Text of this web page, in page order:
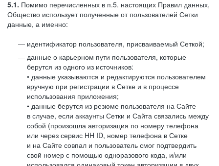
5.1. Помимо перечисленных в п.5. настоящих Правил данных,
Общество использует полученные от пользователей Сетки
данные, а именно:
идентификатор пользователя, присваиваемый Сеткой;
данные о карьерном пути пользователя, которые
берутся из одного из источников:
• данные указываются и редактируются пользователем
вручную при регистрации в Сетке и в процессе
использования приложения;
• данные берутся из резюме пользователя на Сайте
в случае, если аккаунты Сетки и Сайта связались между
собой (произошла авторизация по номеру телефона
или через сервис HH ID, номер телефона в Сетке
и на Сайте совпал и пользователь смог подтвердить
свой номер с помощью одноразового кода, и/или